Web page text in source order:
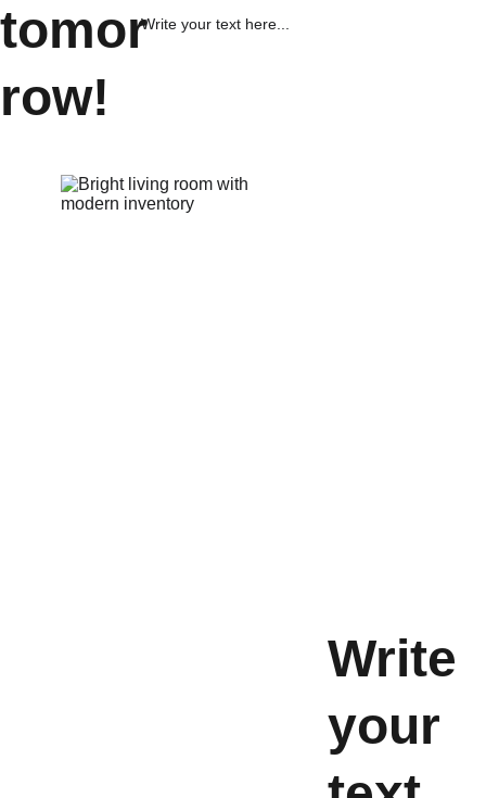
Write your text here...
tomor
row!
Write
your